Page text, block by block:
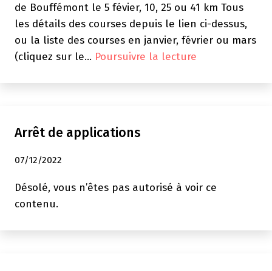
de Bouffémont le 5 févier, 10, 25 ou 41 km Tous
les détails des courses depuis le lien ci-dessus,
ou la liste des courses en janvier, février ou mars
(cliquez sur le… Poursuivre la lecture
Arrêt de applications
07/12/2022
Désolé, vous n’êtes pas autorisé à voir ce
contenu.